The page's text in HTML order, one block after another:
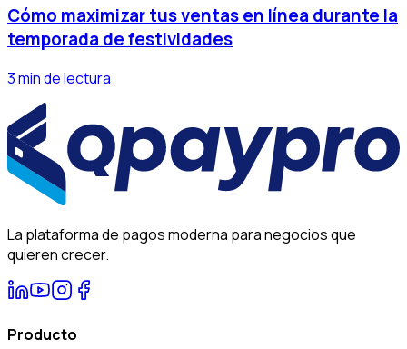
Cómo maximizar tus ventas en línea durante la
temporada de festividades
3 min de lectura
La plataforma de pagos moderna para negocios que
quieren crecer.
Producto